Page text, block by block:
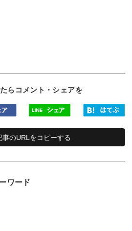
らコメント・シェアを
のURLをコピーする
ワード